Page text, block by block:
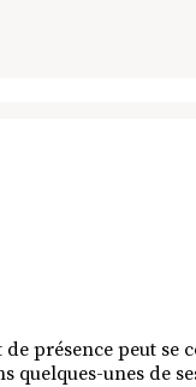
présence peut se
quelques-unes de